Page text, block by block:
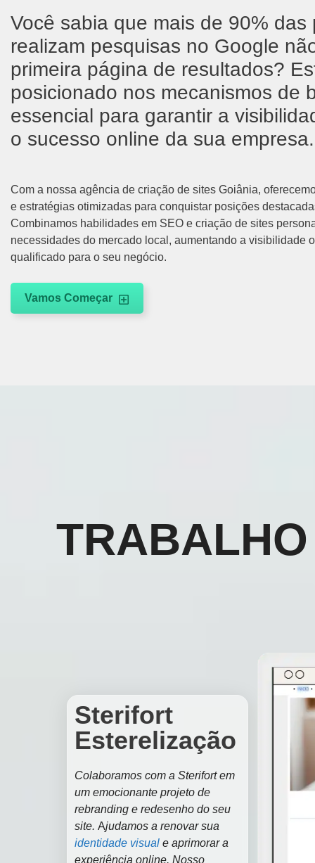
Você sabia que mais de 90% das
realizam pesquisas no Google
primeira página de resultados?
posicionado nos mecanismos de
essencial para garantir a
o sucesso online da sua empresa.
Com a nossa agência de criação de sites Goiânia,
e estratégias otimizadas para conquistar posições
Combinamos habilidades em SEO e criação de sites
necessidades do mercado local, aumentando a visibilidade
qualificado para o seu negócio.
Vamos Começar
Sterifort
Esterelização
Colaboramos com a Sterifort em
um emocionante projeto de
rebranding e redesenho do seu
site. Ajudamos a renovar sua
identidade visual e aprimorar a
experiência online. Nosso